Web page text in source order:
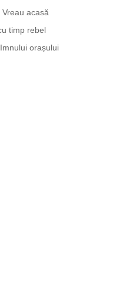
acasă
timp rebel
orașului